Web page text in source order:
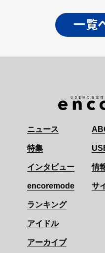
一覧
ニュース
特集
インタビュー
encoremode
ランキング
アイドル
アーカイブ
情
サ